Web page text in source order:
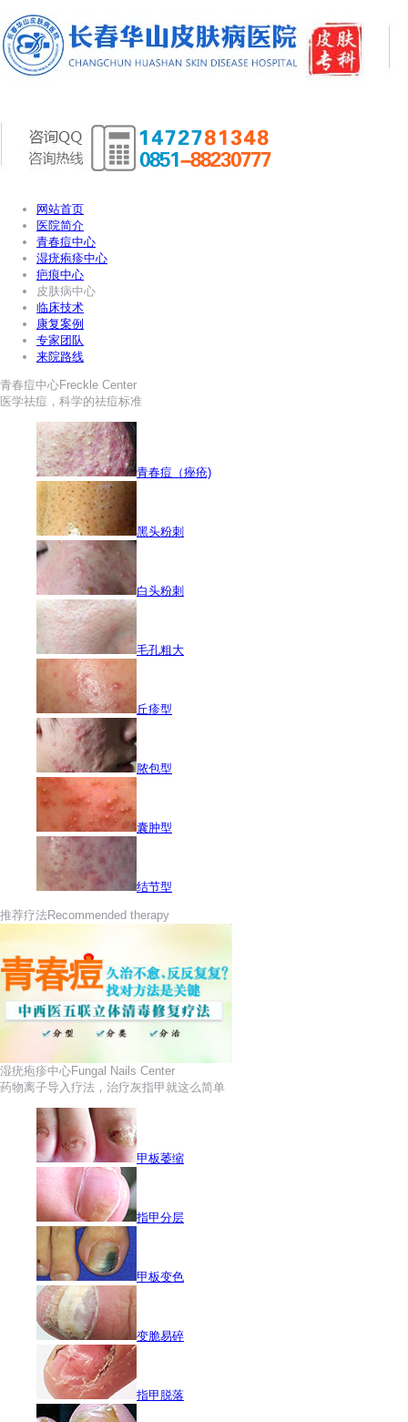
网站首页
医院简介
青春痘中心
湿疣疱疹中心
疤痕中心
皮肤病中心
临床技术
康复案例
专家团队
来院路线
青春痘中心Freckle Center
医学祛痘，科学的祛痘标准
青春痘（痤疮)
黑头粉刺
白头粉刺
毛孔粗大
丘疹型
脓包型
囊肿型
结节型
推荐疗法Recommended therapy
湿疣疱疹中心Fungal Nails Center
药物离子导入疗法，治疗灰指甲就这么简单
甲板萎缩
指甲分层
甲板变色
变脆易碎
指甲脱落